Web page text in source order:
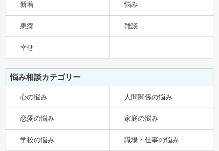
新着 悩み
愚痴 雑談
幸せ
悩み相談カテゴリー
心の悩み 人間関係の悩み
恋愛の悩み 家庭の悩み
学校の悩み 職場・仕事の悩み